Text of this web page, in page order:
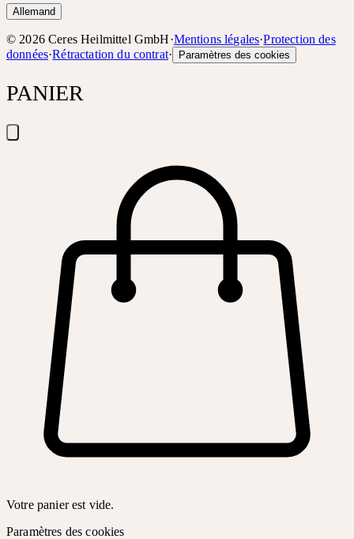
Allemand
© 2026 Ceres Heilmittel GmbH·Mentions légales·Protection des
données·Rétractation du contrat· Paramètres des cookies
PANIER
Votre panier est vide.
Paramètres des cookies